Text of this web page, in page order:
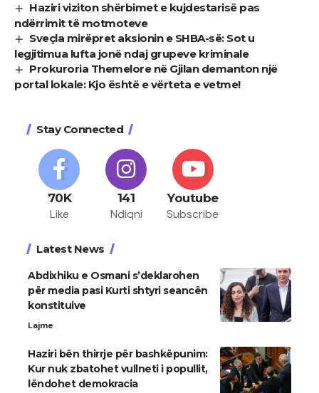
Haziri viziton shërbimet e kujdestarisë pas
ndërrimit të motmoteve
Sveçla mirëpret aksionin e SHBA-së: Sot u
legjitimua lufta jonë ndaj grupeve kriminale
Prokuroria Themelore në Gjilan demanton një
portal lokale: Kjo është e vërteta e vetme!
Stay Connected
70K
Like
141
Ndiqni
Youtube
Subscribe
Latest News
Abdixhiku e Osmani s’deklarohen
për media pasi Kurti shtyri seancën
konstituive
Lajme
Haziri bën thirrje për bashkëpunim:
Kur nuk zbatohet vullneti i popullit,
lëndohet demokracia